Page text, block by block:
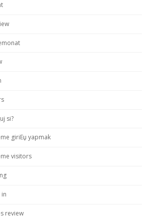
si?
giriЕџ yapmak
visitors
review